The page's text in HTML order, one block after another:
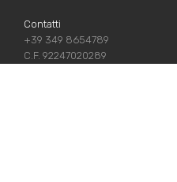
Contatti
+39 349 8654789
C.F. 92247020289